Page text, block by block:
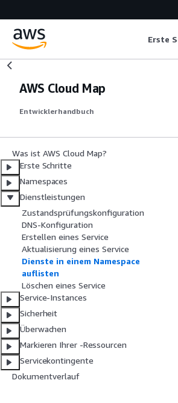
Erste
AWS Cloud Map
Entwicklerhandbuch
Was ist AWS Cloud Map?
Erste Schritte
Namespaces
Dienstleistungen
Zustandsprüfungskonfiguration
DNS-Konfiguration
Erstellen eines Service
Aktualisierung eines Service
Dienste in einem Namespace
auflisten
Löschen eines Service
Service-Instances
Sicherheit
Überwachen
Markieren Ihrer -Ressourcen
Servicekontingente
Dokumentverlauf